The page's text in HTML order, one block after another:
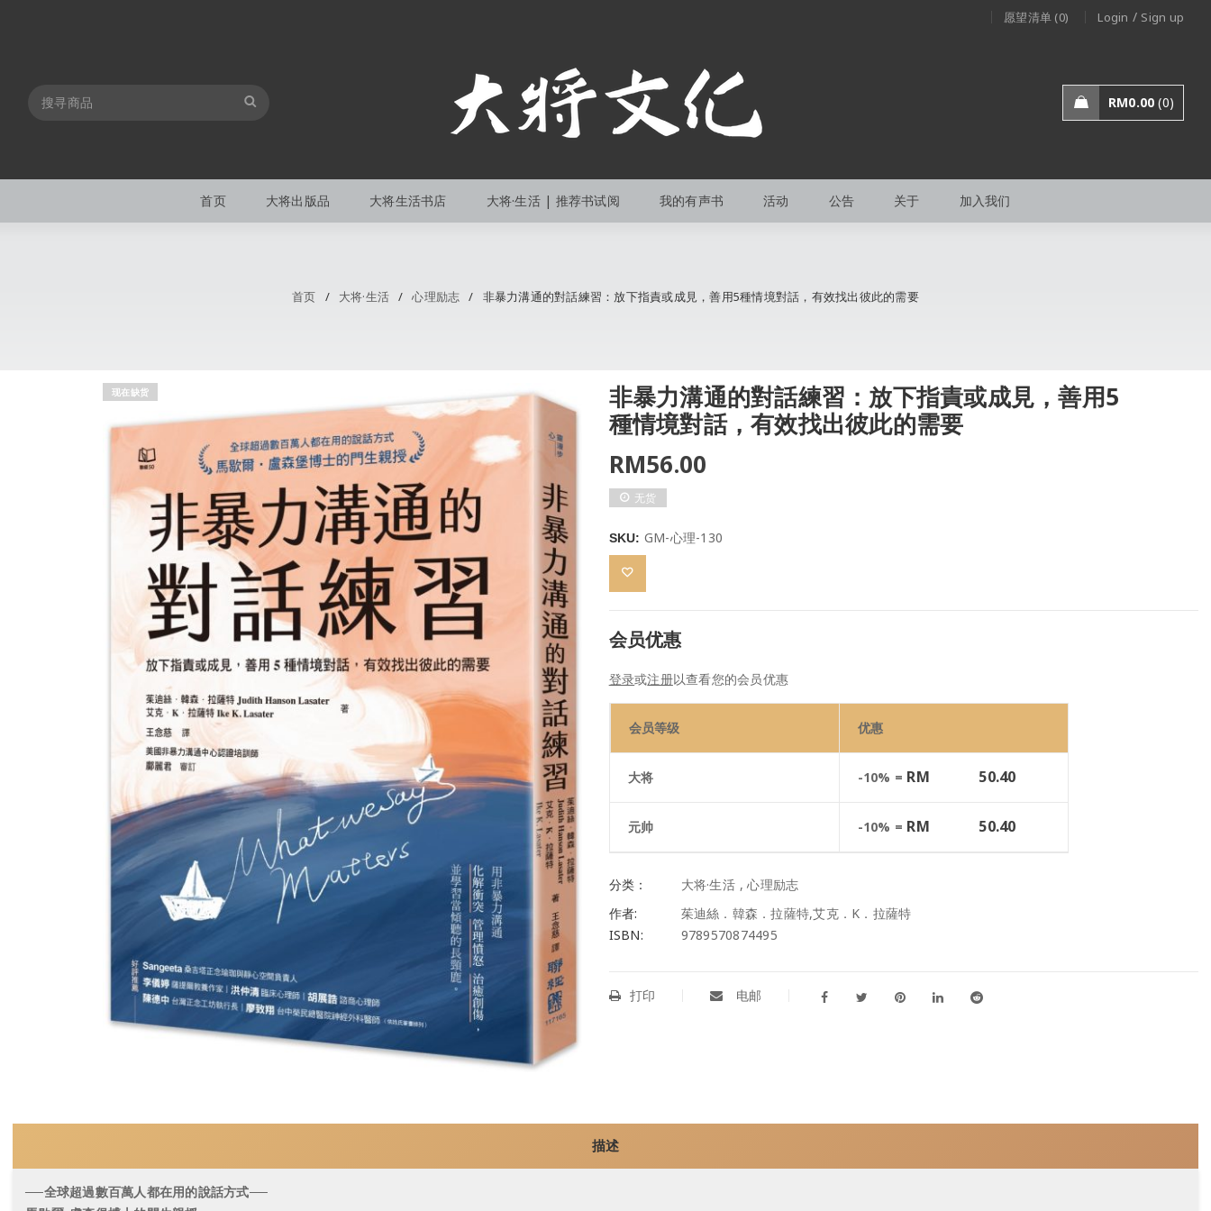
愿望清单 (0) Login / Sign up
RM0.00 0
首页 大将出版品 大将生活书店 大将·生活 | 推荐书试阅 我的有声书 活动 公告 关于 加入我们
首页 / 大将·生活 / 心理励志 / 非暴力溝通的對話練習：放下指責或成見，善用5種情境對話，有效找出彼此的需要
现在缺货
非暴力溝通的對話練習：放下指責或成見，善用5
種情境對話，有效找出彼此的需要
RM56.00
无货
SKU: GM-心理-130
会员优惠
登录或注册以查看您的会员优惠
会员等级 优惠
大将 -10% = RM 50.40
元帅 -10% = RM 50.40
分类： 大将·生活 ,心理励志
作者:
茱迪絲．韓森．拉薩特,艾克．K．拉薩特
ISBN:
9789570874495
打印 电邮
描述
──全球超過數百萬人都在用的說話方式──